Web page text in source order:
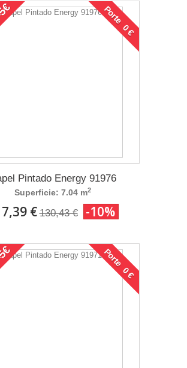
Porte 0 €
Pintado Energy 91976
Superficie: 7.04 m2
€ 130,43 € -10%
Porte 0 €